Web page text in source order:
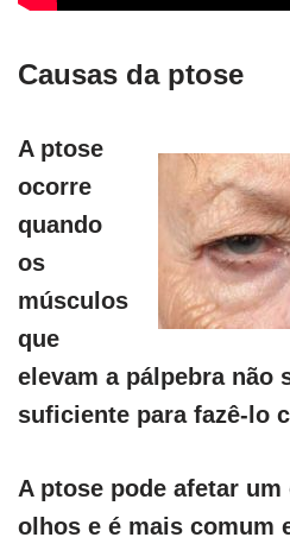
Causas da ptose
A ptose
ocorre
quando
os
músculos
que
elevam a pálpebra não
suficiente para fazê-lo
A ptose pode afetar
olhos e é mais comum